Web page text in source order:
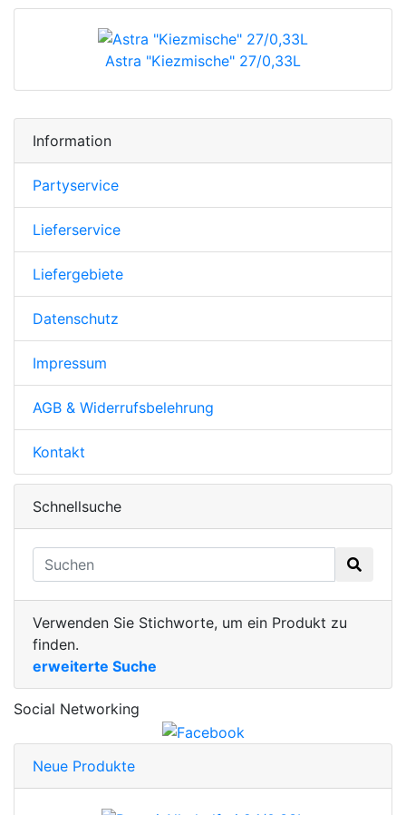
Astra "Kiezmische" 27/0,33L
Information
Partyservice
Lieferservice
Liefergebiete
Datenschutz
Impressum
AGB & Widerrufsbelehrung
Kontakt
Schnellsuche
Verwenden Sie Stichworte, um ein Produkt zu
finden.
erweiterte Suche
Social Networking
Neue Produkte